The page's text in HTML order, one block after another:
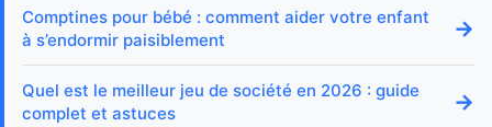
Comptines pour bébé : comment aider votre enfant
à s’endormir paisiblement
→
Quel est le meilleur jeu de société en 2026 : guide
complet et astuces
→